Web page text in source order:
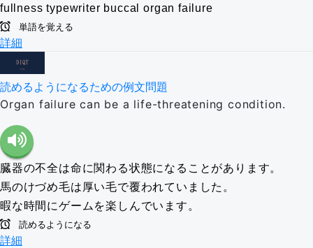
fullness typewriter buccal organ failure
単語を覚える
詳細
読めるようになるための例文問題
Organ failure can be a life-threatening condition.
臓器の不全は命に関わる状態になることがあります。
馬のけづめ毛は厚い毛で覆われていました。
暇な時間にゲームを楽しんでいます。
読めるようになる
詳細